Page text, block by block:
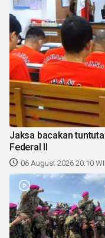
Jaksa bacakan
Federal II
06 August 2026 20:10